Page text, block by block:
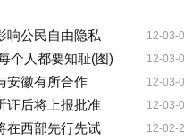
12-03-
响公民自由隐私
12-03-
个人都要知耻(图)
12-03-
安徽有所合作
12-03-
证后将上报批准
12-02-
在西部先行先试